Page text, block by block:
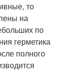
то
на
по
герметика
полного